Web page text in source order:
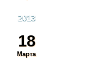
2013
18
Марта